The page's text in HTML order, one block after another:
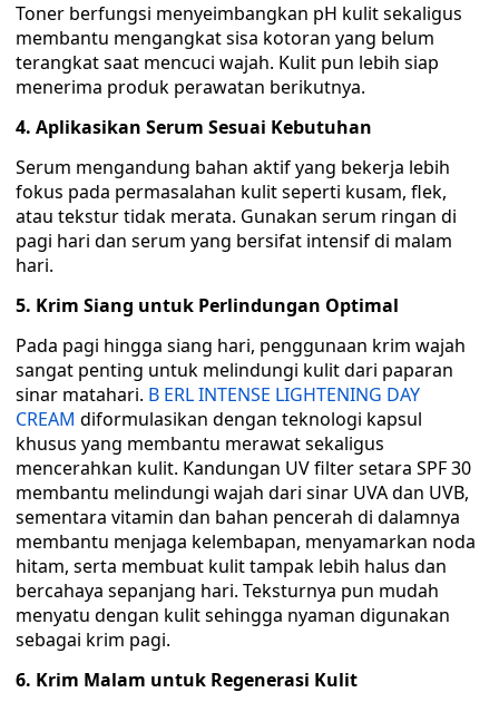
Toner berfungsi menyeimbangkan pH kulit sekaligus
membantu mengangkat sisa kotoran yang belum
terangkat saat mencuci wajah. Kulit pun lebih siap
menerima produk perawatan berikutnya.
4. Aplikasikan Serum Sesuai Kebutuhan
Serum mengandung bahan aktif yang bekerja lebih
fokus pada permasalahan kulit seperti kusam, flek,
atau tekstur tidak merata. Gunakan serum ringan di
pagi hari dan serum yang bersifat intensif di malam
hari.
5. Krim Siang untuk Perlindungan Optimal
Pada pagi hingga siang hari, penggunaan krim wajah
sangat penting untuk melindungi kulit dari paparan
sinar matahari. B ERL INTENSE LIGHTENING DAY
CREAM diformulasikan dengan teknologi kapsul
khusus yang membantu merawat sekaligus
mencerahkan kulit. Kandungan UV filter setara SPF 30
membantu melindungi wajah dari sinar UVA dan UVB,
sementara vitamin dan bahan pencerah di dalamnya
membantu menjaga kelembapan, menyamarkan noda
hitam, serta membuat kulit tampak lebih halus dan
bercahaya sepanjang hari. Teksturnya pun mudah
menyatu dengan kulit sehingga nyaman digunakan
sebagai krim pagi.
6. Krim Malam untuk Regenerasi Kulit